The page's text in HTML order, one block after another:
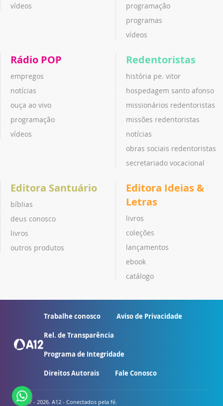
vídeos
programação
programas
vídeos
Rádio POP
empregos
notícias
ouça ao vivo
programação
vídeos
Redentoristas
história pe. vitor
hospedagem santo afonso
missionários redentoristas
missões redentoristas
notícias
obras sociais redentoristas
secretariado vocacional
Editora Santuário
bíblias
deus conosco
livros
outros produtos
Editora Ideias &
Letras
livros
coleções
lançamentos
ebook
catálogo
Trabalhe conosco Aviso de Privacidade
Rel. de Transparência
Programa de Integridade
Direitos Autorais Fale Conosco
© 2007 - 2026. A12 - Conectados pela fé.